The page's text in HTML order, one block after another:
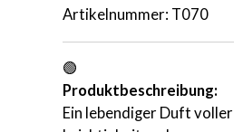
Artikelnummer: T070
🟢
Produktbeschreibung:
Ein lebendiger Duft voller